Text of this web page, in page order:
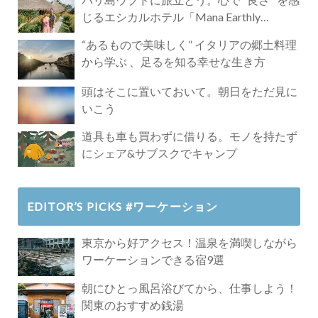
じるエシカルホテル「Mana Earthly
“あるもので美味しく” イタリアの郷土料理
から学ぶ 、足るを知る幸せな生き方
頭はそこに置いておいて。朝日をただ見に
いこう
道具も車も買わずに借りる。モノを持たず
にシェア&サブスクでキャンプ
EDITOR’S PICKS #ワーケーション
東京から好アクセス！温泉を満喫しながら
ワーケーションできる宿9選
朝にひとっ風呂浴びてから、仕事しよう！
関東のおすすめ銭湯